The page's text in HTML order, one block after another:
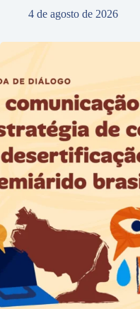
4 de agosto de 2026